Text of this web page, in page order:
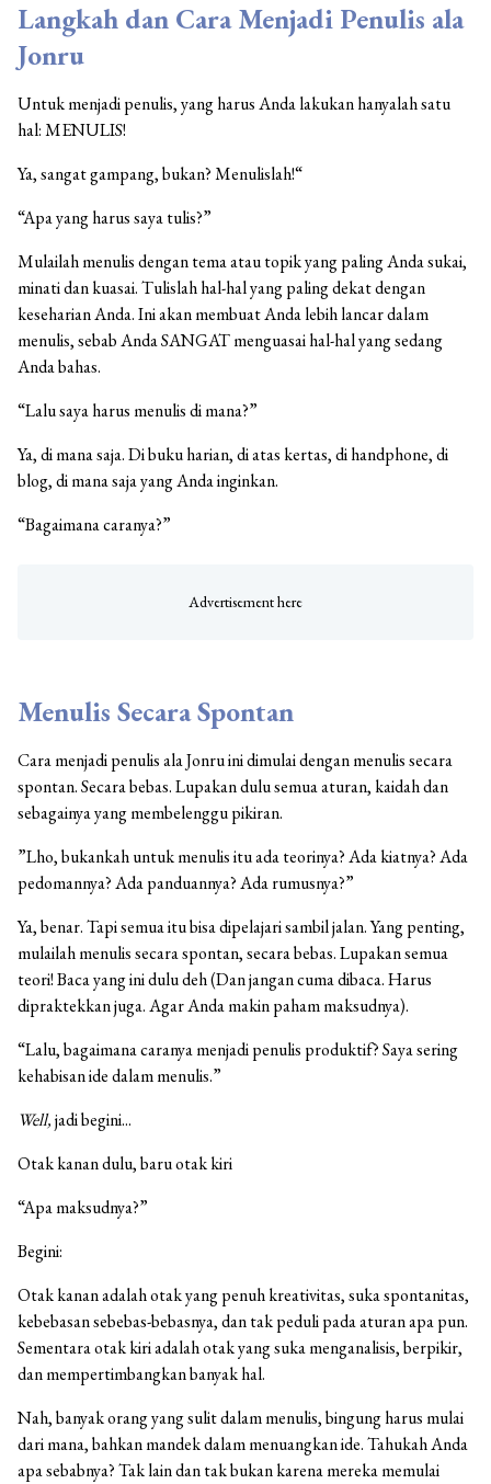
Langkah dan Cara Menjadi Penulis ala
Jonru
Untuk menjadi penulis, yang harus Anda lakukan hanyalah satu
hal: MENULIS!
Ya, sangat gampang, bukan? Menulislah!“
“Apa yang harus saya tulis?”
Mulailah menulis dengan tema atau topik yang paling Anda sukai,
minati dan kuasai. Tulislah hal-hal yang paling dekat dengan
keseharian Anda. Ini akan membuat Anda lebih lancar dalam
menulis, sebab Anda SANGAT menguasai hal-hal yang sedang
Anda bahas.
“Lalu saya harus menulis di mana?”
Ya, di mana saja. Di buku harian, di atas kertas, di handphone, di
blog, di mana saja yang Anda inginkan.
“Bagaimana caranya?”
Menulis Secara Spontan
Cara menjadi penulis ala Jonru ini dimulai dengan menulis secara
spontan. Secara bebas. Lupakan dulu semua aturan, kaidah dan
sebagainya yang membelenggu pikiran.
”Lho, bukankah untuk menulis itu ada teorinya? Ada kiatnya? Ada
pedomannya? Ada panduannya? Ada rumusnya?”
Ya, benar. Tapi semua itu bisa dipelajari sambil jalan. Yang penting,
mulailah menulis secara spontan, secara bebas. Lupakan semua
teori! Baca yang ini dulu deh (Dan jangan cuma dibaca. Harus
dipraktekkan juga. Agar Anda makin paham maksudnya).
“Lalu, bagaimana caranya menjadi penulis produktif? Saya sering
kehabisan ide dalam menulis.”
Well,jadi begini...
Otak kanan dulu, baru otak kiri
“Apa maksudnya?”
Begini:
Otak kanan adalah otak yang penuh kreativitas, suka spontanitas,
kebebasan sebebas-bebasnya, dan tak peduli pada aturan apa pun.
Sementara otak kiri adalah otak yang suka menganalisis, berpikir,
dan mempertimbangkan banyak hal.
Nah, banyak orang yang sulit dalam menulis, bingung harus mulai
dari mana, bahkan mandek dalam menuangkan ide. Tahukah Anda
apa sebabnya? Tak lain dan tak bukan karena mereka memulai